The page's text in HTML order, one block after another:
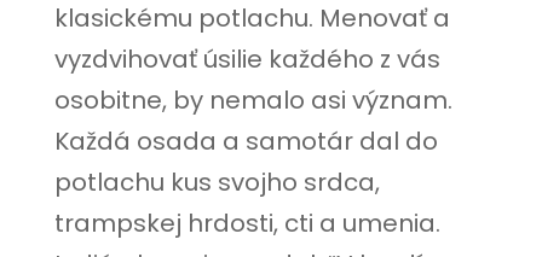
klasickému potlachu. Menovať a
vyzdvihovať úsilie každého z vás
osobitne, by nemalo asi význam.
Každá osada a samotár dal do
potlachu kus svojho srdca,
trampskej hrdosti, cti a umenia.